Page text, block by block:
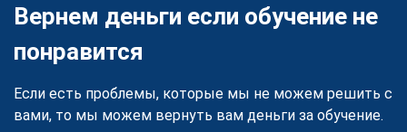
Вернем деньги если обучение не
понравится
Если есть проблемы, которые мы не можем решить с
вами, то мы можем вернуть вам деньги за обучение.